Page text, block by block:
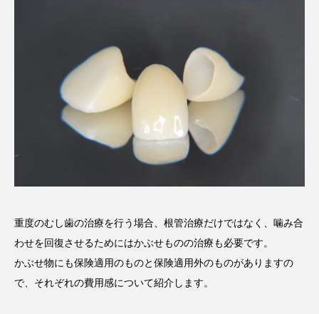
重度のむし歯の治療を行う場合、根管治療だけではなく、噛み合
わせを回復させるためにはかぶせものの治療も必要です。
かぶせ物にも保険適用のものと保険適用外のものがありますの
で、それぞれの費用感について紹介します。